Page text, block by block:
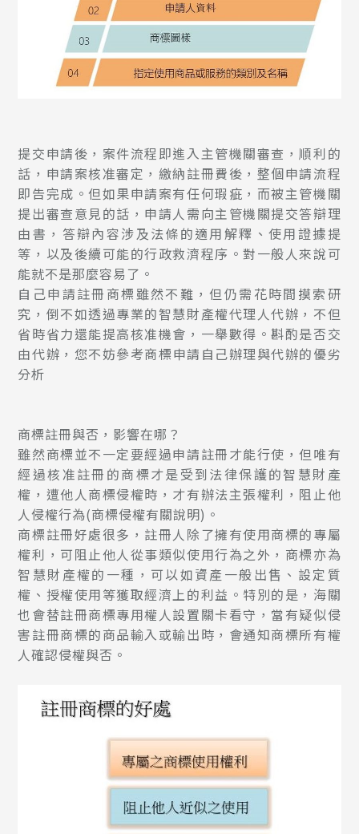
提交申請後，案件流程即進入主管機關審查，順利的
話，申請案核准審定，繳納註冊費後，整個申請流程
即告完成。但如果申請案有任何瑕疵，而被主管機關
提出審查意見的話，申請人需向主管機關提交答辯理
由書，答辯內容涉及法條的適用解釋、使用證據提
等，以及後續可能的行政救濟程序。對一般人來說可
能就不是那麼容易了。
自己申請註冊商標雖然不難，但仍需花時間摸索研
究，倒不如透過專業的智慧財產權代理人代辦，不但
省時省力還能提高核准機會，一舉數得。斟酌是否交
由代辦，您不妨參考商標申請自己辦理與代辦的優劣
分析
商標註冊與否，影響在哪？
雖然商標並不一定要經過申請註冊才能行使，但唯有
經過核准註冊的商標才是受到法律保護的智慧財產
權，遭他人商標侵權時，才有辦法主張權利，阻止他
人侵權行為(商標侵權有關說明)。
商標註冊好處很多，註冊人除了擁有使用商標的專屬
權利，可阻止他人從事類似使用行為之外，商標亦為
智慧財產權的一種，可以如資產一般出售、設定質
權、授權使用等獲取經濟上的利益。特別的是，海關
也會替註冊商標專用權人設置關卡看守，當有疑似侵
害註冊商標的商品輸入或輸出時，會通知商標所有權
人確認侵權與否。